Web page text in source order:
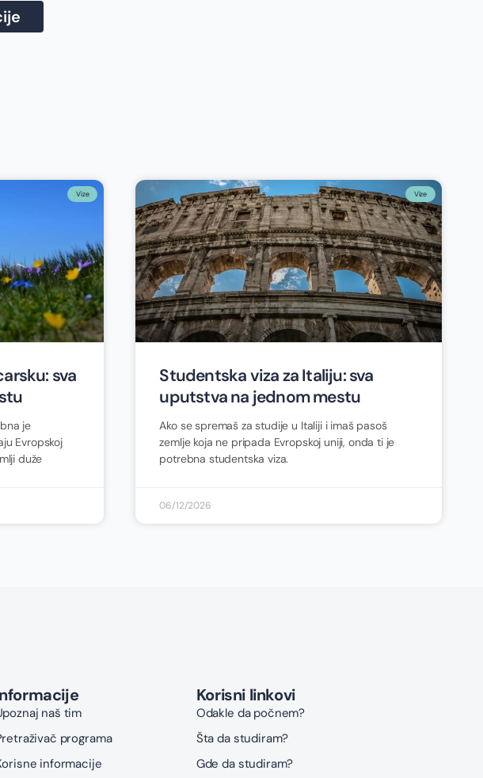
Vize
sva
je
Evropskoj
duže
Vize
Studentska viza za Italiju: sva
uputstva na jednom mestu
Ako se spremaš za studije u Italiji i imaš pasoš
zemlje koja ne pripada Evropskoj uniji, onda ti je
potrebna studentska viza.
06/12/2026
naš tim
programa
informacije
Korisni linkovi
Odakle da počnem?
Šta da studiram?
Gde da studiram?